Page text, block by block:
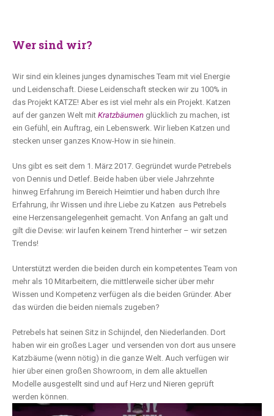
Wer sind wir?
Wir sind ein kleines junges dynamisches Team mit viel Energie
und Leidenschaft. Diese Leidenschaft stecken wir zu 100% in
das Projekt KATZE! Aber es ist viel mehr als ein Projekt. Katzen
auf der ganzen Welt mit Kratzbäumen glücklich zu machen, ist
ein Gefühl, ein Auftrag, ein Lebenswerk. Wir lieben Katzen und
stecken unser ganzes Know-How in sie hinein.
Uns gibt es seit dem 1. März 2017. Gegründet wurde Petrebels
von Dennis und Detlef. Beide haben über viele Jahrzehnte
hinweg Erfahrung im Bereich Heimtier und haben durch Ihre
Erfahrung, ihr Wissen und ihre Liebe zu Katzen aus Petrebels
eine Herzensangelegenheit gemacht. Von Anfang an galt und
gilt die Devise: wir laufen keinem Trend hinterher – wir setzen
Trends!
Unterstützt werden die beiden durch ein kompetentes Team von
mehr als 10 Mitarbeitern, die mittlerweile sicher über mehr
Wissen und Kompetenz verfügen als die beiden Gründer. Aber
das würden die beiden niemals zugeben?
Petrebels hat seinen Sitz in Schijndel, den Niederlanden. Dort
haben wir ein großes Lager und versenden von dort aus unsere
Katzbäume (wenn nötig) in die ganze Welt. Auch verfügen wir
hier über einen großen Showroom, in dem alle aktuellen
Modelle ausgestellt sind und auf Herz und Nieren geprüft
werden können.